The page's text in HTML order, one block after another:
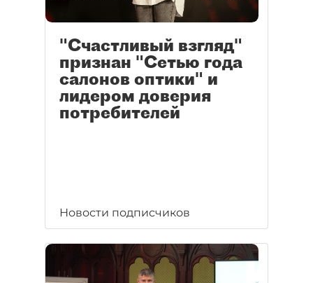
"Счастливый взгляд"
признан "Сетью года
салонов оптики" и
лидером доверия
потребителей
Новости подписчиков